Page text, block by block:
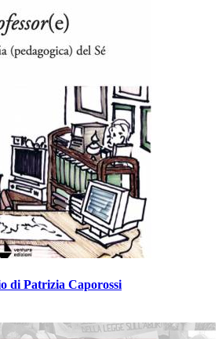
di Patrizia Caporossi